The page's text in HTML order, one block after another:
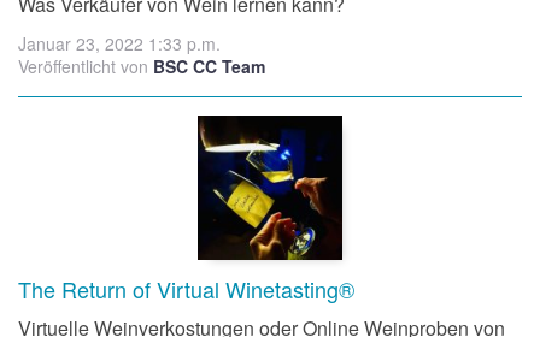
Januar 23, 2022 1:33 p.m.
Veröffentlicht von BSC CC Team
The Return of Virtual Winetasting®
Virtuelle Weinverkostungen oder Online Weinproben von